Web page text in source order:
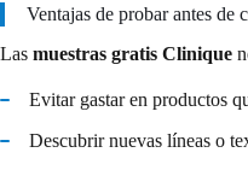
Ventajas de probar antes de
Las muestras gratis Clinique
Evitar gastar en productos
Descubrir nuevas líneas o